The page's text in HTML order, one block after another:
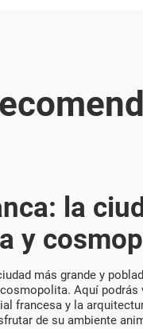
la
y
más grande y
Aquí
francesa y la
de su ambiente